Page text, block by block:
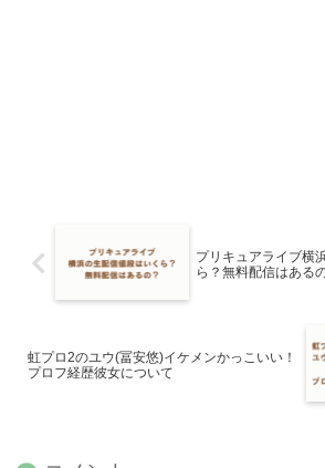
プリキュアライブ横
ら？無料配信はある
虹プロ2のユウ(冨安悠)イケメンかっこいい！
プロフ経歴彼女について